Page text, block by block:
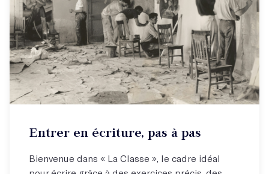
Entrer en écriture, pas à pas
Bienvenue dans « La Classe », le cadre idéal